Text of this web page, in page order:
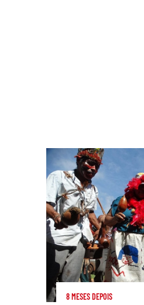
8 MESES DEPOIS